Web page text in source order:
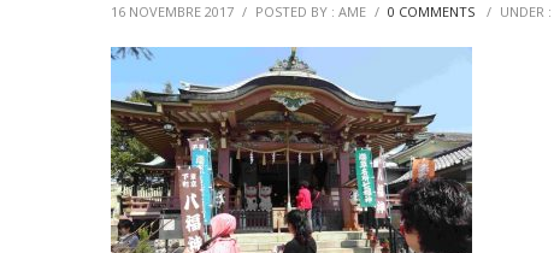
16 NOVEMBRE 2017 / POSTED BY : AME / 0 COMMENTS / UNDER :